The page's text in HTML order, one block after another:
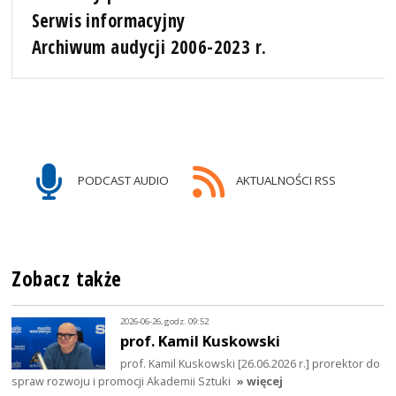
Serwis informacyjny
Archiwum audycji 2006-2023 r.
PODCAST AUDIO AKTUALNOŚCI RSS
Zobacz także
2026-06-26, godz. 09:52
prof. Kamil Kuskowski
prof. Kamil Kuskowski [26.06.2026 r.] prorektor do
spraw rozwoju i promocji Akademii Sztuki » więcej